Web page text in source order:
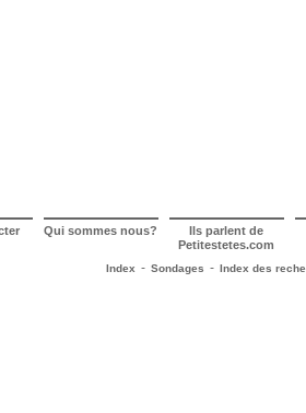
Qui sommes nous? Ils parlent de
Petitestetes.com
Index - Sondages - Index des